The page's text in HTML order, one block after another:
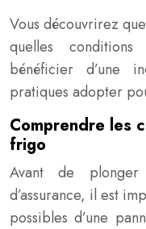
Vous découvrirez
quelles
bénéficier d’une
pratiques adopter
Comprendre les
frigo
Avant de
d’assurance, il est
possibles d’une